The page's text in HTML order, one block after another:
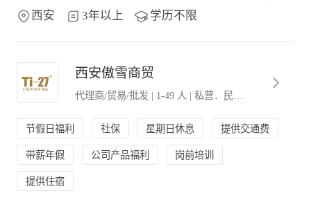
西安 3年以上 学历不限
西安傲雪商贸
代理商/贸易/批发 | 1-49 人 | 私营．民营企业
节假日福利 社保 星期日休息 提供交通费
带薪年假 公司产品福利 岗前培训
提供住宿